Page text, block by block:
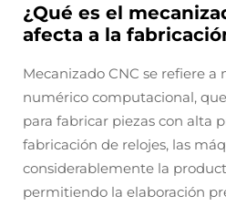
¿Qué es el
afecta a la
Mecanizado CNC se refiere
numérico computacional,
para fabricar piezas con alta
fabricación de relojes, las
considerablemente la
permitiendo la elaboración